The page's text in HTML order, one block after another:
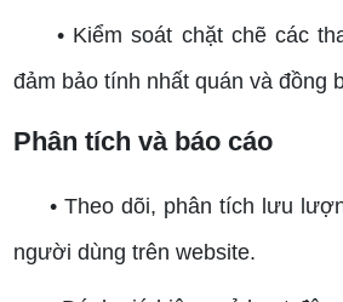
• Kiểm soát chặt chẽ các
đảm bảo tính nhất quán và đồng
Phân tích và báo cáo
• Theo dõi, phân tích lưu
người dùng trên website.